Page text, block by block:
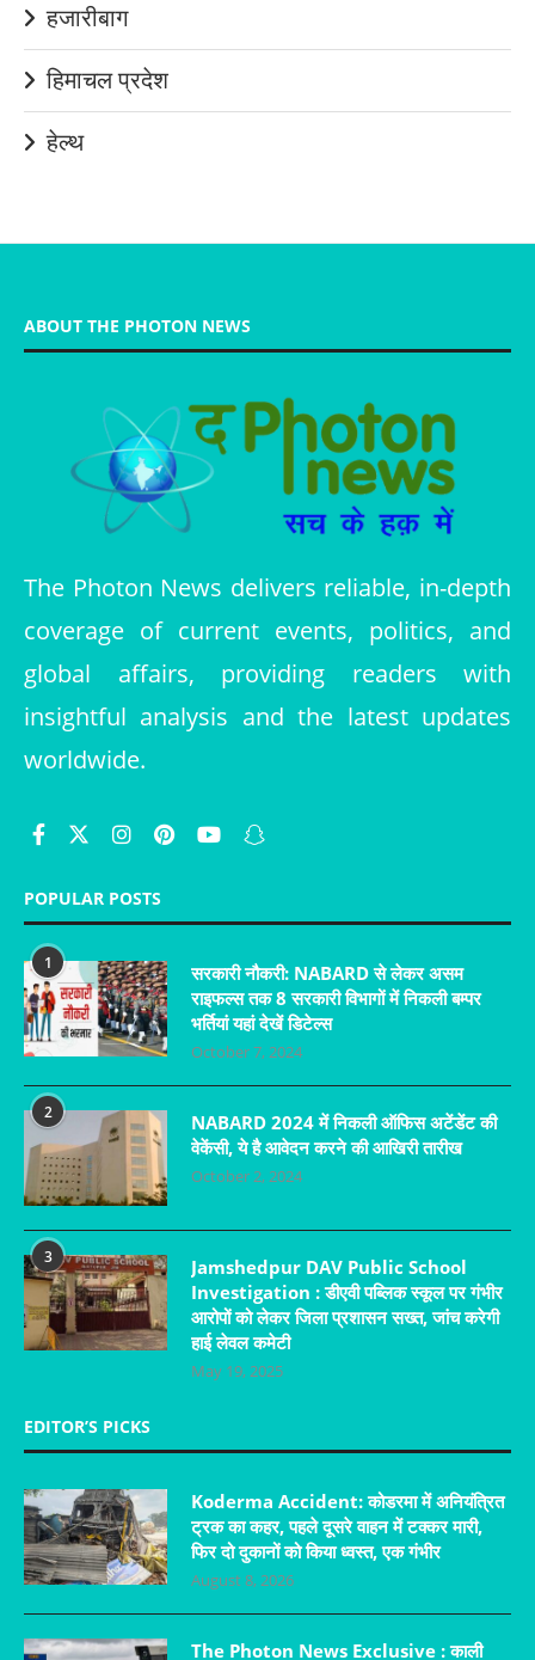
हजारीबाग
हिमाचल प्रदेश
हेल्थ
ABOUT THE PHOTON NEWS
The Photon News delivers reliable, in-depth
coverage of current events, politics, and
global affairs, providing readers with
insightful analysis and the latest updates
worldwide.
POPULAR POSTS
1
सरकारी नौकरी: NABARD से लेकर असम
राइफल्स तक 8 सरकारी विभागों में निकली बम्पर
भर्तियां यहां देखें डिटेल्स
October 7, 2024
2
NABARD 2024 में निकली ऑफिस अटेंडेंट की
वेकेंसी, ये है आवेदन करने की आखिरी तारीख
October 2, 2024
3
Jamshedpur DAV Public School
Investigation : डीएवी पब्लिक स्कूल पर गंभीर
आरोपों को लेकर जिला प्रशासन सख्त, जांच करेगी
हाई लेवल कमेटी
May 19, 2025
EDITOR’S PICKS
Koderma Accident: कोडरमा में अनियंत्रित
ट्रक का कहर, पहले दूसरे वाहन में टक्कर मारी,
फिर दो दुकानों को किया ध्वस्त, एक गंभीर
August 8, 2026
The Photon News Exclusive : काली